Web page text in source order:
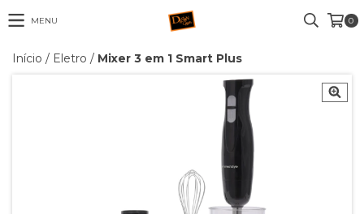
MENU 0
Início / Eletro / Mixer 3 em 1 Smart Plus